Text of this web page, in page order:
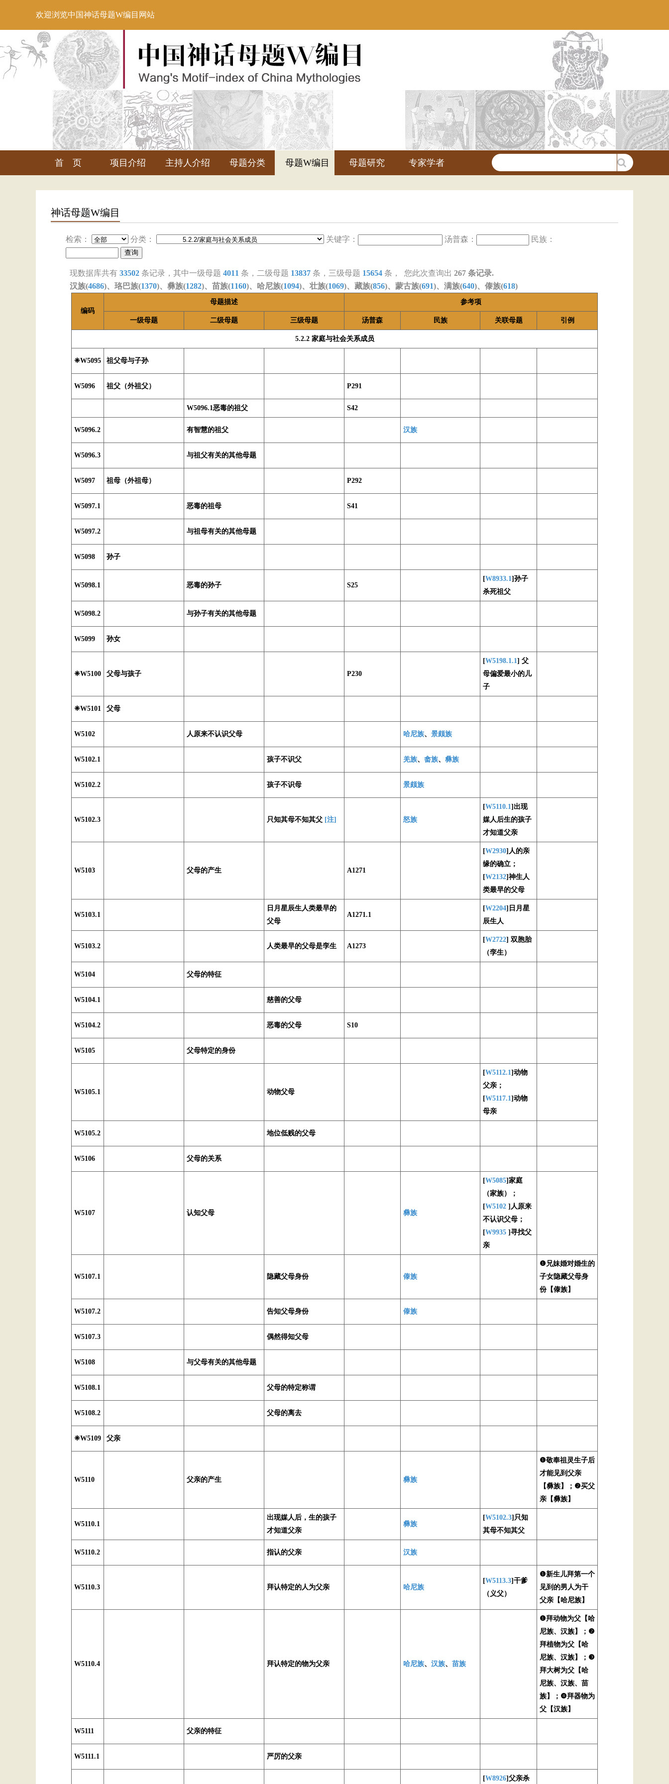
欢迎浏览中国神话母题W编目网站
首 页 项目介绍 主持人介绍 母题分类 母题W编目 母题研究 专家学者
神话母题W编目
检索： 分类： 关键字： 汤普森： 民族：
现数据库共有 33502 条记录，其中一级母题 4011 条，二级母题 13837 条，三级母题 15654 条， 您此次查询出 267 条记录.
汉族(4686)、珞巴族(1370)、彝族(1282)、苗族(1160)、哈尼族(1094)、壮族(1069)、藏族(856)、蒙古族(691)、满族(640)、傣族(618)
编码
母题描述 参考项
一级母题 二级母题 三级母题 汤普森 民族 关联母题 引例
5.2.2 家庭与社会关系成员
❈W5095 祖父母与子孙
W5096 祖父（外祖父） P291
W5096.1恶毒的祖父 S42
W5096.2 有智慧的祖父 汉族
W5096.3 与祖父有关的其他母题
W5097 祖母（外祖母） P292
W5097.1 恶毒的祖母 S41
W5097.2 与祖母有关的其他母题
W5098 孙子
W5098.1 恶毒的孙子 S25
[W8933.1]孙子
杀死祖父
W5098.2 与孙子有关的其他母题
W5099 孙女
❈W5100 父母与孩子 P230
[W5198.1.1] 父
母偏爱最小的儿
子
❈W5101 父母
W5102 人原来不认识父母 哈尼族、 景颇族
W5102.1 孩子不识父 羌族、 畲族、 彝族
W5102.2 孩子不识母 景颇族
W5102.3 只知其母不知其父 [注] 怒族
[W5110.1]出现
媒人后生的孩子
才知道父亲
W5103 父母的产生 A1271
[W2930]人的亲
缘的确立；
[W2132]神生人
类最早的父母
W5103.1
日月星辰生人类最早的
父母
A1271.1
[W2204]日月星
辰生人
W5103.2 人类最早的父母是孪生 A1273
[W2722] 双胞胎
（孪生）
W5104 父母的特征
W5104.1 慈善的父母
W5104.2 恶毒的父母 S10
W5105 父母特定的身份
W5105.1 动物父母
[W5112.1]动物
父亲；
[W5117.1]动物
母亲
W5105.2 地位低贱的父母
W5106 父母的关系
W5107 认知父母 彝族
[W5085]家庭
（家族）；
[W5102 ]人原来
不认识父母；
[W9935 ]寻找父
亲
W5107.1 隐藏父母身份 傣族
❶兄妹婚对婚生的
子女隐藏父母身
份【傣族】
W5107.2 告知父母身份 傣族
W5107.3 偶然得知父母
W5108 与父母有关的其他母题
W5108.1 父母的特定称谓
W5108.2 父母的离去
❈W5109 父亲
W5110 父亲的产生 彝族
❶敬奉祖灵生子后
才能见到父亲
【彝族】；❷买父
亲【彝族】
W5110.1
出现媒人后，生的孩子
才知道父亲
彝族
[W5102.3]只知
其母不知其父
W5110.2 指认的父亲 汉族
W5110.3 拜认特定的人为父亲 哈尼族
[W5113.3]干爹
（义父）
❶新生儿拜第一个
见到的男人为干
父亲【哈尼族】
W5110.4 拜认特定的物为父亲 哈尼族、 汉族、 苗族
❶拜动物为父【哈
尼族、汉族】；❷
拜植物为父【哈
尼族、汉族】；❸
拜大树为父【哈
尼族、汉族、苗
族】；❹拜器物为
父【汉族】
W5111 父亲的特征
W5111.1 严厉的父亲
[W8926]父亲杀